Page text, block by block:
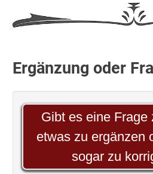
Ergänzung oder
Gibt es eine Frage
etwas zu ergänzen
sogar zu